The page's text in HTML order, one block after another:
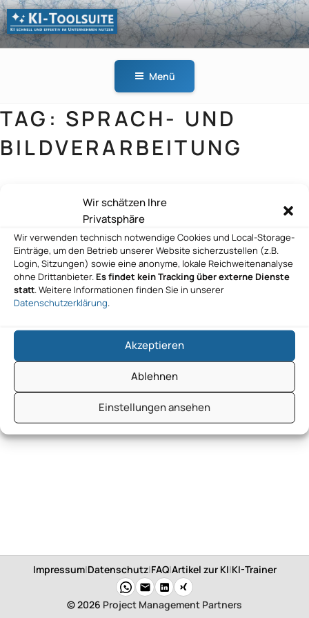
Wir schätzen Ihre
Privatsphäre
Wir verwenden technisch notwendige Cookies und Local-Storage-
Einträge, um den Betrieb unserer Website sicherzustellen (z.B.
Login, Sitzungen) sowie eine anonyme, lokale Reichweitenanalyse
ohne Drittanbieter. Es findet kein Tracking über externe Dienste
statt. Weitere Informationen finden Sie in unserer
Datenschutzerklärung.
Akzeptieren
Ablehnen
Einstellungen ansehen
Zum
Inhalt
springen
KI-
Menü
TAG: SPRACH- UND
BILDVERARBEITUNG
mindquare AG
Impressum|Datenschutz|FAQ|Artikel zur KI|KI-Trainer
© 2026 Project Management Partners